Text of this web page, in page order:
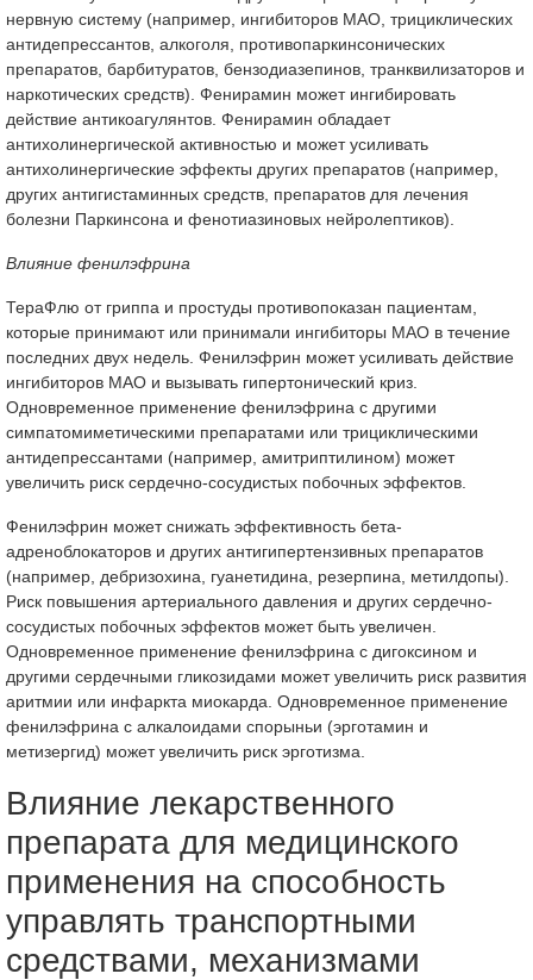
нервную систему (например, ингибиторов МАО, трициклических
антидепрессантов, алкоголя, противопаркинсонических
препаратов, барбитуратов, бензодиазепинов, транквилизаторов и
наркотических средств). Фенирамин может ингибировать
действие антикоагулянтов. Фенирамин обладает
антихолинергической активностью и может усиливать
антихолинергические эффекты других препаратов (например,
других антигистаминных средств, препаратов для лечения
болезни Паркинсона и фенотиазиновых нейролептиков).
Влияние фенилэфрина
ТераФлю от гриппа и простуды противопоказан пациентам,
которые принимают или принимали ингибиторы МАО в течение
последних двух недель. Фенилэфрин может усиливать действие
ингибиторов МАО и вызывать гипертонический криз.
Одновременное применение фенилэфрина с другими
симпатомиметическими препаратами или трициклическими
антидепрессантами (например, амитриптилином) может
увеличить риск сердечно-сосудистых побочных эффектов.
Фенилэфрин может снижать эффективность бета-
адреноблокаторов и других антигипертензивных препаратов
(например, дебризохина, гуанетидина, резерпина, метилдопы).
Риск повышения артериального давления и других сердечно-
сосудистых побочных эффектов может быть увеличен.
Одновременное применение фенилэфрина с дигоксином и
другими сердечными гликозидами может увеличить риск развития
аритмии или инфаркта миокарда. Одновременное применение
фенилэфрина с алкалоидами спорыньи (эрготамин и
метизергид) может увеличить риск эрготизма.
Влияние лекарственного
препарата для медицинского
применения на способность
управлять транспортными
средствами, механизмами